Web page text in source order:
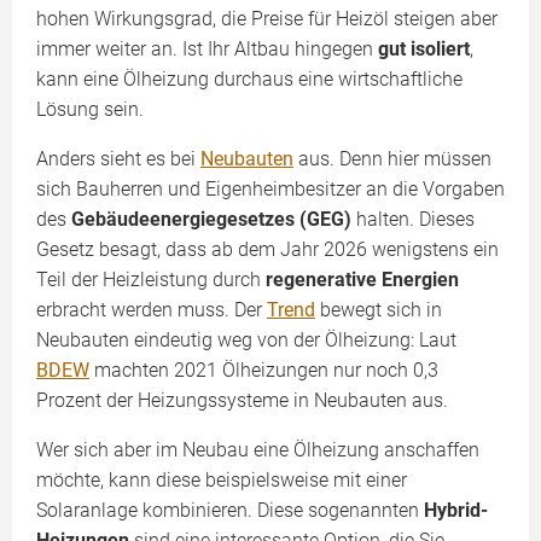
hohen Wirkungsgrad, die Preise für Heizöl steigen aber
immer weiter an. Ist Ihr Altbau hingegen gut isoliert,
kann eine Ölheizung durchaus eine wirtschaftliche
Lösung sein.
Anders sieht es bei Neubauten aus. Denn hier müssen
sich Bauherren und Eigenheimbesitzer an die Vorgaben
des Gebäudeenergiegesetzes (GEG) halten. Dieses
Gesetz besagt, dass ab dem Jahr 2026 wenigstens ein
Teil der Heizleistung durch regenerative Energien
erbracht werden muss. DerTrend bewegt sich in
Neubauten eindeutig weg von der Ölheizung: Laut
BDEW machten 2021 Ölheizungen nur noch 0,3
Prozent der Heizungssysteme in Neubauten aus.
Wer sich aber im Neubau eine Ölheizung anschaffen
möchte, kann diese beispielsweise mit einer
Solaranlage kombinieren. Diese sogenannten Hybrid-